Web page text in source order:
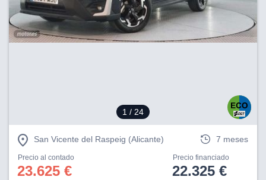
e
socios
1 / 24
San Vicente del Raspeig (Alicante) 7 meses
Precio al contado
23.625 €
Precio financiado
22.325 €